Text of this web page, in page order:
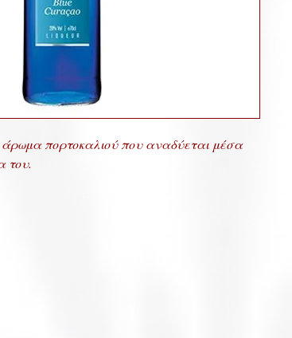
άρωμα πορτοκαλιού που αναδύεται μέσα
του.